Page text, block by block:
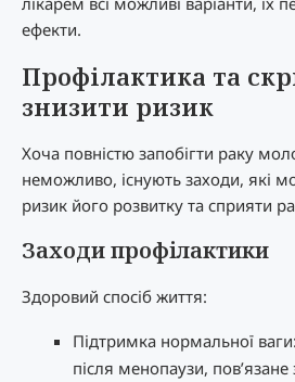
ефекти.
Профілактика та
знизити ризик
Хоча повністю запобігти раку
неможливо, існують заходи, які
ризик його розвитку та сприяти
Заходи профілактики
Здоровий спосіб життя:
Підтримка нормальної
після менопаузи,